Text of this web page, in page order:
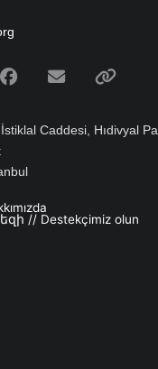
Facebook
Email
Caddesi, Hıdivyal
// Destekçimiz olun